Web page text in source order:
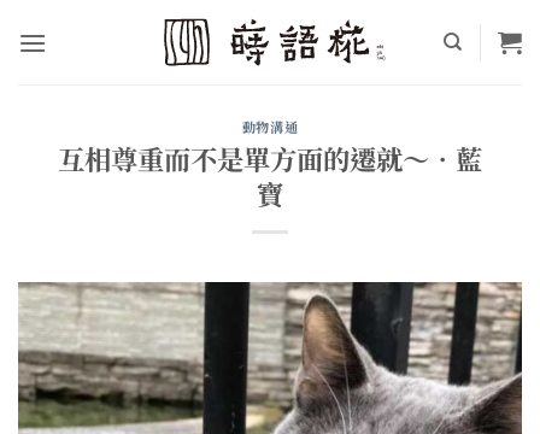
動物溝通
互相尊重而不是單方面的遷就～•藍
寶